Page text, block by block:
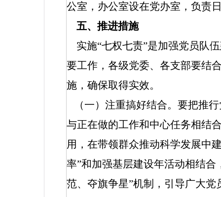
公室，办公室设在党办室，负责
五、推进措施
实施“七权七责”是加强党员队
要工作，各级党委、各支部要结
施，确保取得实效。
（一）注重搞好结合。要把推
与正在做的工作和中心任务相结
用，在带领群众推动科学发展中
率”和加强基层建设年活动相结
范、夺旗争星”机制，引导广大